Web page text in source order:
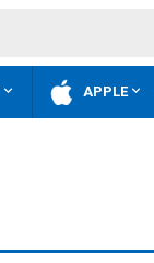
 APPLE